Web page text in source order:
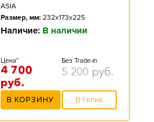
ASIA
Размер, мм: 232x173x225
Наличие: В наличии
Цена*
4 700
руб.
Без Trade-in
5 200 руб.
В КОРЗИНУ В 1 клик